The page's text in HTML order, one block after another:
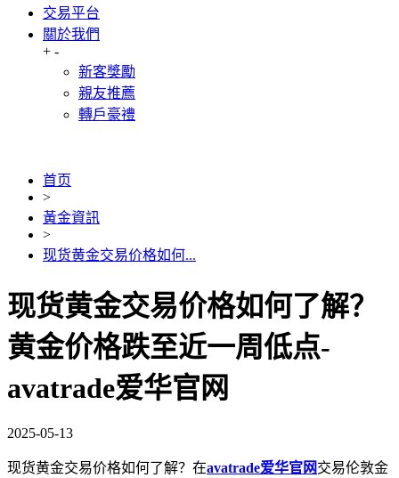
交易平台
關於我們
+ -
新客獎勵
親友推薦
轉戶豪禮
首页
>
黃金資訊
>
现货黄金交易价格如何...
现货黄金交易价格如何了解？
黄金价格跌至近一周低点-
avatrade爱华官网
2025-05-13
现货黄金交易价格如何了解？在avatrade爱华官网交易伦敦金